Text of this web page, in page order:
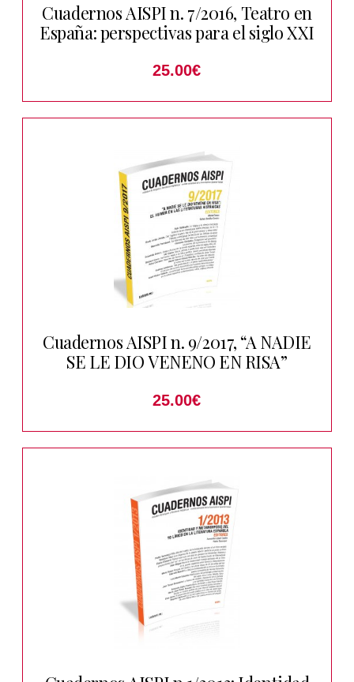
Cuadernos AISPI n. 7/2016, Teatro en
España: perspectivas para el siglo XXI
25.00€
Cuadernos AISPI n. 9/2017, “A NADIE
SE LE DIO VENENO EN RISA”
25.00€